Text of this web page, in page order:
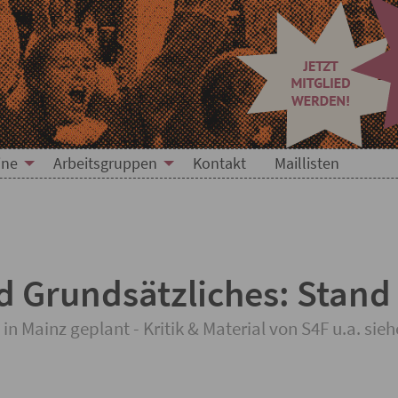
Arbeitsgruppen Kontakt Maillisten
Grundsätzliches:
Mainz geplant - Kritik & Material von S4F u.a.